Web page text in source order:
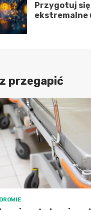
Przygotuj się
ekstremalne
przegapić